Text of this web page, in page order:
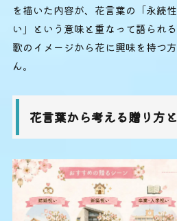
を描いた内容が、花言葉の「永続
い」という意味と重なって語られ
歌のイメージから花に興味を持つ
ん。
花言葉から考える贈り方